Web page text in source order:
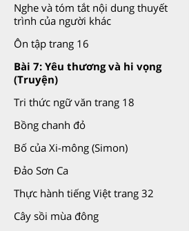
Nghe và tóm tắt nội dung thuyết
trình của người khác
Ôn tập trang 16
Bài 7: Yêu thương và hi vọng
(Truyện)
Tri thức ngữ văn trang 18
Bồng chanh đỏ
Bố của Xi-mông (Simon)
Đảo Sơn Ca
Thực hành tiếng Việt trang 32
Cây sồi mùa đông